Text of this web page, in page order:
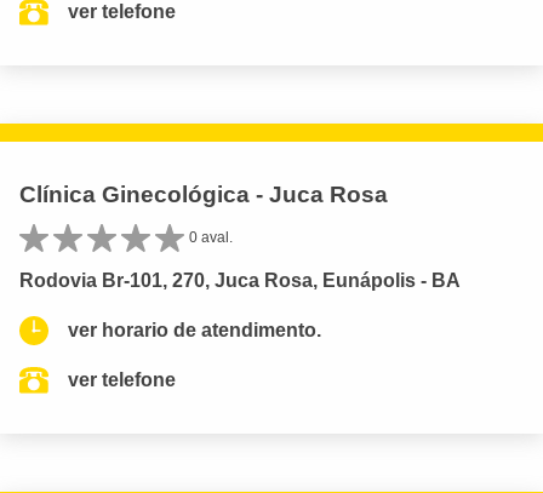
ver telefone
Clínica Ginecológica - Juca Rosa
0 aval.
Rodovia Br-101, 270, Juca Rosa, Eunápolis - BA
ver horario de atendimento.
ver telefone